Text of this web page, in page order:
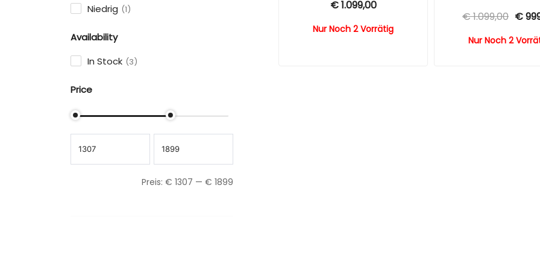
€1.099,00
Nur Noch 2 Vorrätig
€1.099,00
war:
€
Nur Noch 2
Niedrig 1
Availability
In Stock
3
Price
Preis: € 1307 — € 1899